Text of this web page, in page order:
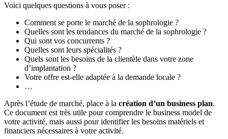
Voici quelques questions à vous poser :
Comment se porte le marché de la sophrologie ?
Quelles sont les tendances du marché de la sophrologie ?
Qui sont vos concurrents ?
Quelles sont leurs spécialités ?
Quels sont les besoins de la clientèle dans votre zone
d’implantation ?
Votre offre est-elle adaptée à la demande locale ?
…
Après l’étude de marché, place à la création d’un business plan.
Ce document est très utile pour comprendre le business model de
votre activité, mais aussi pour identifier les besoins matériels et
financiers nécessaires à votre activité.